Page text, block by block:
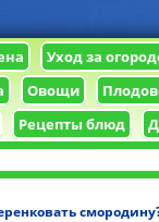
Уход за
Овощи
Рецепты блюд